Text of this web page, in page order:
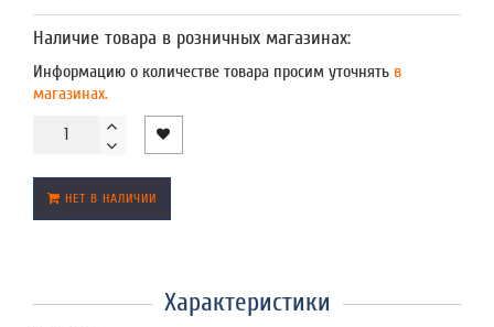
Наличие товара в розничных магазинах:
Информацию о количестве товара просим уточнять в
магазинах.
НЕТ В НАЛИЧИИ
Характеристики